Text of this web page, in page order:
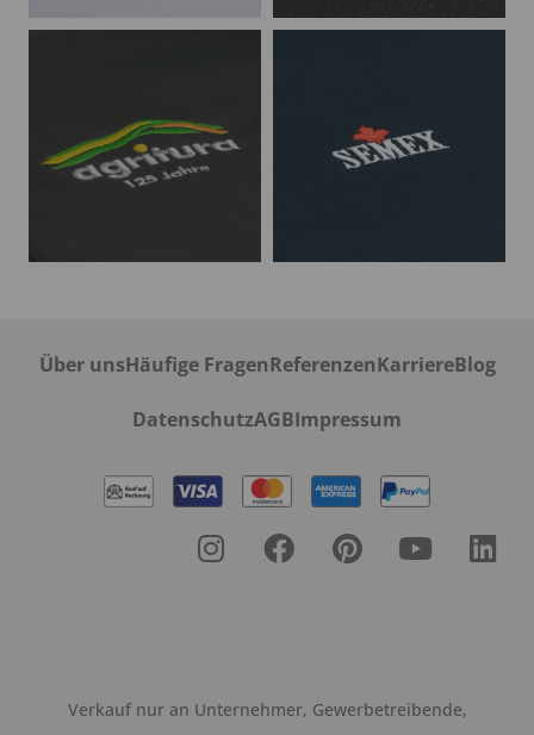
Über unsHäufige FragenReferenzenKarriereBlog
DatenschutzAGBImpressum
Verkauf nur an Unternehmer, Gewerbetreibende,